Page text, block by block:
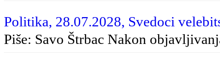
Politika, 28.07.2028, Svedoci
Piše: Savo Štrbac Na­kon